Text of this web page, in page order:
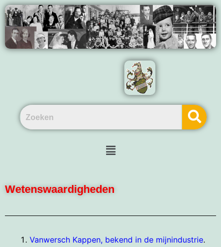
Wetenswaardigheden
Vanwersch Kappen, bekend in de mijnindustrie.